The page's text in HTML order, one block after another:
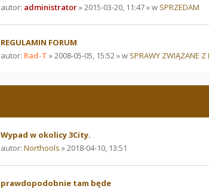
autor: administrator» 2015-03-20, 11:47 » w SPRZEDAM
REGULAMIN FORUM
autor: Rad-T » 2008-05-05, 15:52 » w SPRAWY ZWIĄZANE
Wypad w okolicy 3City.
autor: Northools » 2018-04-10, 13:51
prawdopodobnie tam będe